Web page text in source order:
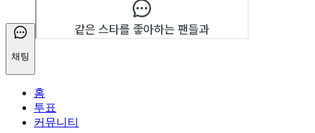
채팅
홈
투표
커뮤니티